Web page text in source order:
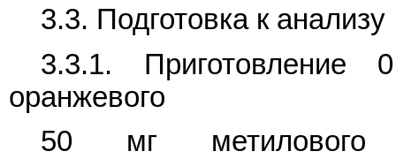
3.3. Подготовка к анализу
3.3.1. Приготовление
оранжевого
50 мг метилового